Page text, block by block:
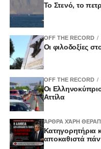
ζητήματα διαφθοράς
πολιτών προς τους
αποκαλύψεις του
ευρύτερη συζήτηση για
Η συζήτηση ανέδειξε
αντιμετωπίζει η κυπριακή
συγκλίσεις και
χώρων από τους οποίους
αποτυπώνοντας το
Ζωντανά στο Vouli TV
Το Στενό, το
OFF THE RECORD
Οι φιλοδοξίες
OFF THE RECORD
Οι
Αττίλα
ΆΡΘΡΑ ΧΆΡΗ
Κατηγορητήρια
αποκαθιστά